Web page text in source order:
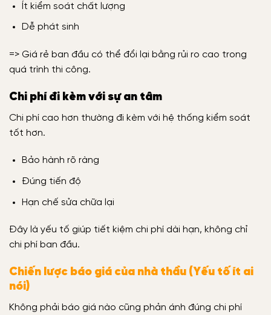
Ít kiểm soát chất lượng
Dễ phát sinh
=> Giá rẻ ban đầu có thể đổi lại bằng rủi ro cao trong
quá trình thi công.
Chi phí đi kèm với sự an tâm
Chi phí cao hơn thường đi kèm với hệ thống kiểm soát
tốt hơn.
Bảo hành rõ ràng
Đúng tiến độ
Hạn chế sửa chữa lại
Đây là yếu tố giúp tiết kiệm chi phí dài hạn, không chỉ
chi phí ban đầu.
Chiến lược báo giá của nhà thầu (Yếu tố ít ai
nói)
Không phải báo giá nào cũng phản ánh đúng chi phí